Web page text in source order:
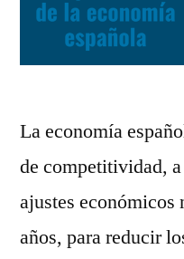
La economía
de competitividad,
ajustes económicos
años, para reducir